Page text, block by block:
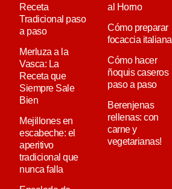
Receta
Tradicional paso
a paso
Merluza a la
Vasca: La
Receta que
Siempre Sale
Bien
Mejillones en
escabeche: el
aperitivo
tradicional que
nunca falla
al Horno
Cómo preparar
focaccia italiana
Cómo hacer
ñoquis caseros
paso a paso
Berenjenas
rellenas: con
carne y
vegetarianas!